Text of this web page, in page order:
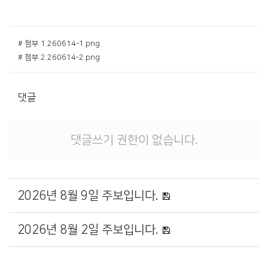
# 첨부 1.260614-1.png
# 첨부 2.260614-2.png
댓글
댓글쓰기 권한이 없습니다.
2026년 8월 9일 주보입니다.
2026년 8월 2일 주보입니다.